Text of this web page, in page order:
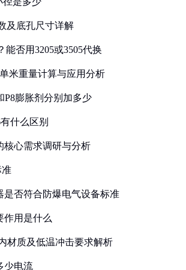
及底孔尺寸详解
能否用3205或3505代换
米重量计算与应用分析
P8膨胀剂分别加多少
什么区别
核心需求调研与分析
准
是否符合防爆电气设备标准
作用是什么
材质及低温冲击要求解析
少电流